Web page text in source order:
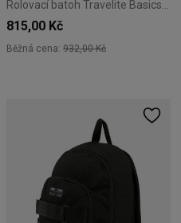
815,00 Kč
Běžná cena: 932,00 Kč